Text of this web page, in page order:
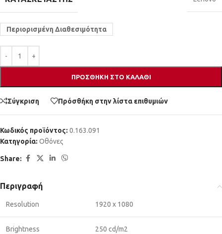
Περιορισμένη Διαθεσιμότητα
ΠΡΟΣΘΉΚΗ ΣΤΟ ΚΑΛΆΘΙ
Σύγκριση Πρόσθήκη στην λίστα επιθυμιών
Κωδικός προϊόντος: 0.163.091
Κατηγορία: Οθόνες
Share:
Περιγραφή
Resolution 1920 x 1080
Brightness 250 cd/m2